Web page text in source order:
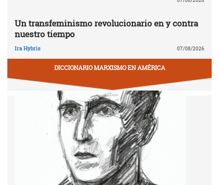
Un transfeminismo revolucionario en y contra
nuestro tiempo
Ira Hybris 07/08/2026
DICCIONARIO MARXISMO EN AMÉRICA